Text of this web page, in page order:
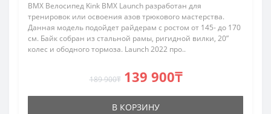
BMX Велосипед Kink BMX Launch разработан для
тренировок или освоения азов трюкового мастерства.
Данная модель подойдет райдерам с ростом от 145- до 170
см. Байк собран из стальной рамы, ригидной вилки, 20”
колес и ободного тормоза. Launch 2022 про..
189 900₸ 139 900₸
В КОРЗИНУ